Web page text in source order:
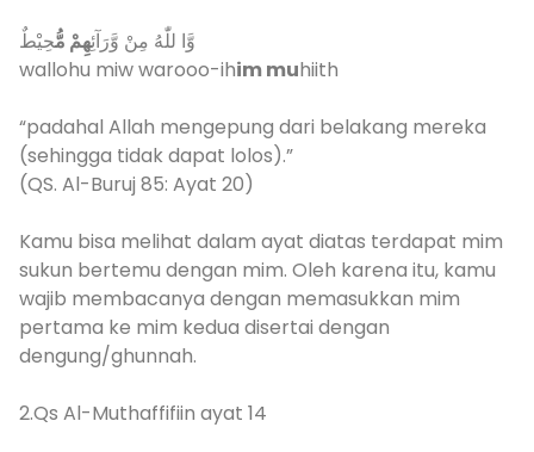
وَّا للّٰهُ مِنْ وَّرَآئِهِمْ مُّ
wallohu miw warooo-ihim muhiith
“padahal Allah mengepung dari belakang mereka
(sehingga tidak dapat lolos).”
(QS. Al-Buruj 85: Ayat 20)
Kamu bisa melihat dalam ayat diatas terdapat mim
sukun bertemu dengan mim. Oleh karena itu, kamu
wajib membacanya dengan memasukkan mim
pertama ke mim kedua disertai dengan
dengung/ghunnah.
2.Qs Al-Muthaffifiin ayat 14